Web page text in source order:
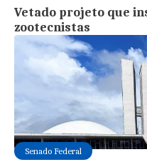
Vetado projeto que
zootecnistas
Senado Federal